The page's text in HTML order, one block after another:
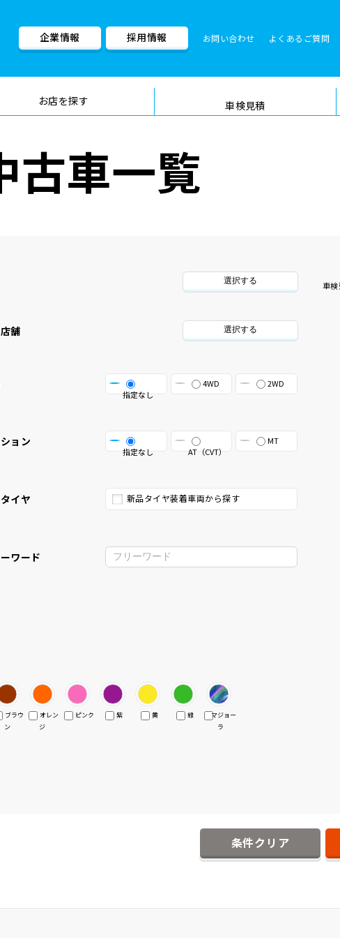
企業情報 採用情報 お問い合わせ よくあるご質問
お店を探す 車検見積
メニュー 品質管理とサポート体制
古車一覧
選択する
舗 選択する
指定なし
4WD 2WD
ョン
指定なし AT（CVT）
MT
イヤ 新品タイヤ装着車両から探す
ワード
車
ブラウ
ン
オレン
ジ
ピンク 紫 黄 緑
マジョー
ラ
条件クリア